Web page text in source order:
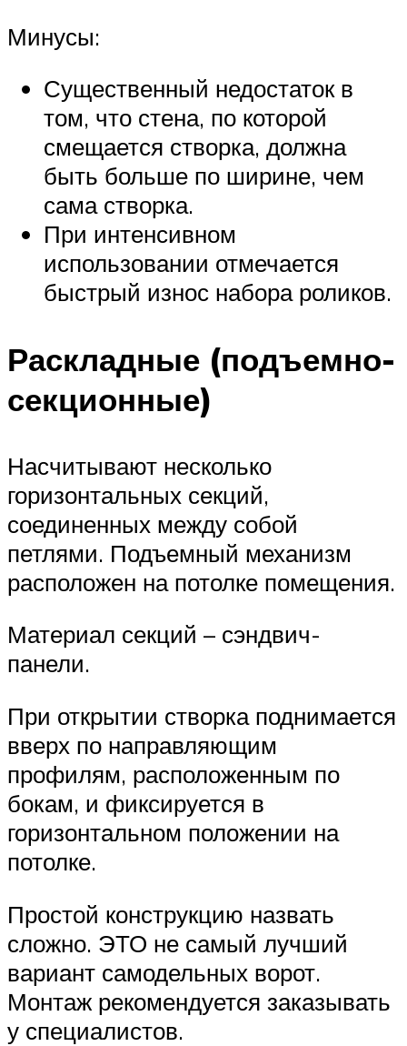
Минусы:
Существенный недостаток в
том, что стена, по которой
смещается створка, должна
быть больше по ширине, чем
сама створка.
При интенсивном
использовании отмечается
быстрый износ набора роликов.
Раскладные (подъемно-
секционные)
Насчитывают несколько
горизонтальных секций,
соединенных между собой
петлями. Подъемный механизм
расположен на потолке помещения.
Материал секций – сэндвич-
панели.
При открытии створка поднимается
вверх по направляющим
профилям, расположенным по
бокам, и фиксируется в
горизонтальном положении на
потолке.
Простой конструкцию назвать
сложно. ЭТО не самый лучший
вариант самодельных ворот.
Монтаж рекомендуется заказывать
у специалистов.